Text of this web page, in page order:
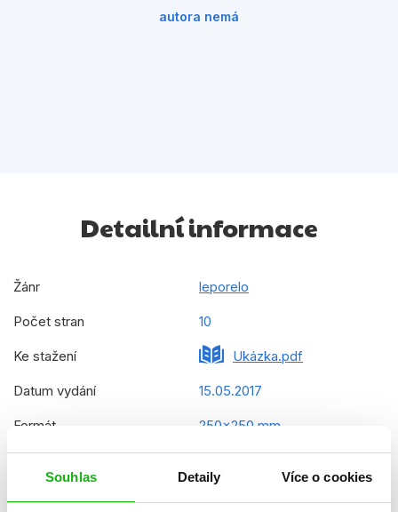
Souhlas Detaily Více o cookies
autora nemá
Detailní informace
Žánr leporelo
Počet stran 10
Ke stažení Ukázka.pdf
Datum vydání 15.05.2017
Formát 250x250 mm